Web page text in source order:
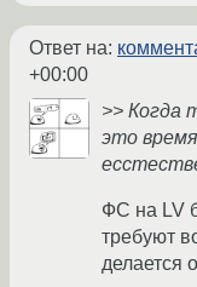
Ответ на:
+00:00
>> Когда
это
ФС на LV
требуют
делается